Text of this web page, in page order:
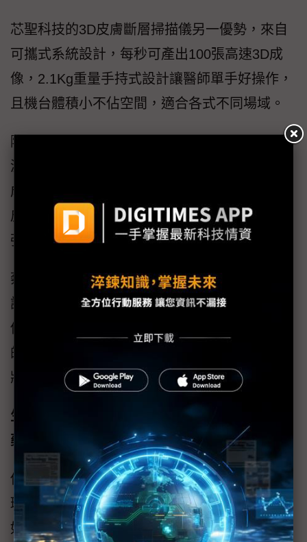
芯聖科技的3D皮膚斷層掃描儀另一優勢，來自
可攜式系統設計，每秒可產出100張高速3D成
像，2.1Kg重量手持式設計讓醫師單手好操作，
且機台體積小不佔空間，適合各式不同場域。
除硬體創新，芯聖科技也運用AI輔助多功能量
測，可以定量分析膚質，針對皮下藥物釋放做
成效評估或皮膚治療導引，同時也能累積雲端
皮膚統計資料庫，運用機器學習的優勢，持續
強化量測的精確性。
蔡孟燦就提到他們開發的軟體演算法，目前可
評估多種皮膚參數，包含角質厚度、皮膚水
份、膠原蛋白含量、微血管密度等，未來他們
的終端客戶將聚焦在醫院、醫美診所、以及藥
妝專櫃/直銷，幫助更多人享有好膚質。
生德奈打造新型微量生物反應器，加速生醫製
藥及細胞株開發
傳統在生醫領域，最主要挑戰在於細胞株培養
環境複雜，往往耗費大量人工及時間流程。例
如遇上COVID-19病毒來襲，如何加速培養細胞